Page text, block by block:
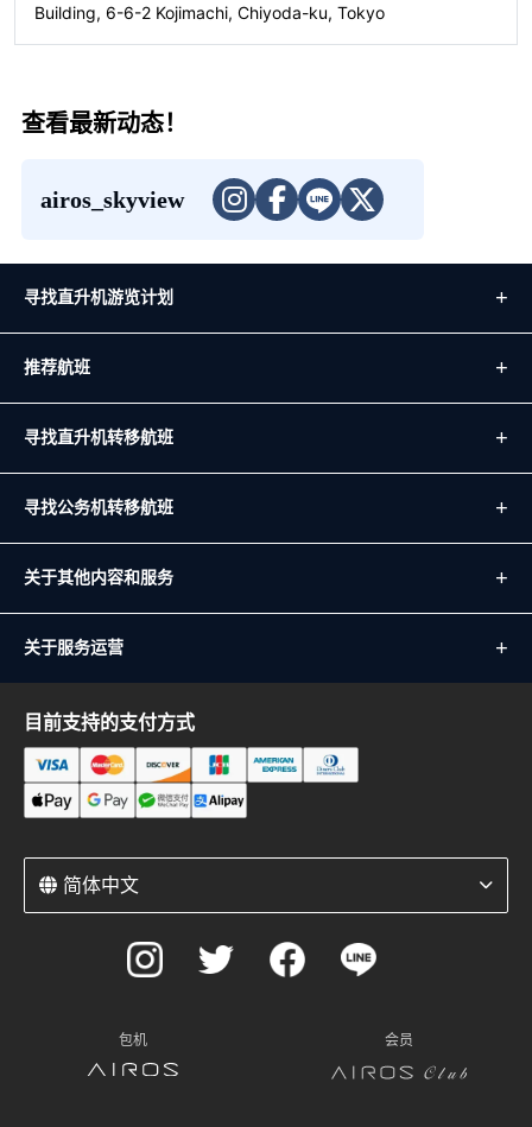
Building, 6-6-2 Kojimachi, Chiyoda-ku, Tokyo
查看最新动态！
airos_skyview
寻找直升机游览计划
推荐航班
寻找直升机转移航班
寻找公务机转移航班
关于其他内容和服务
关于服务运营
目前支持的支付方式
简体中文
包机 会员